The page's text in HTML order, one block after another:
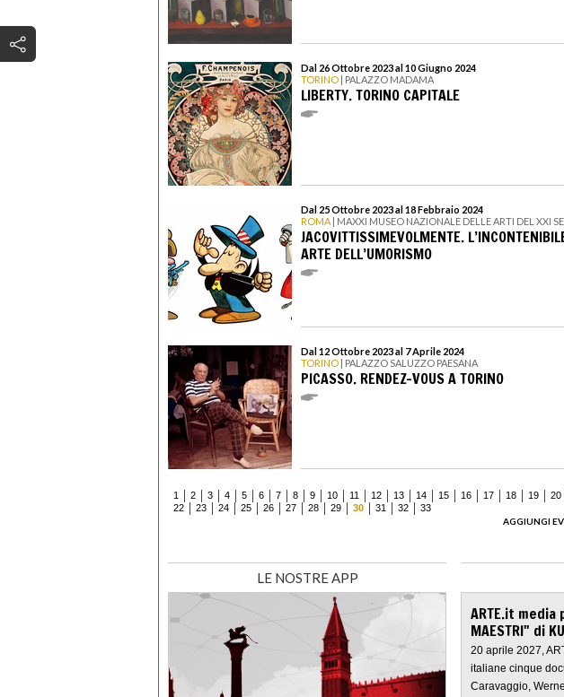
Dal 26 Ottobre 2023 al 10 Giugno 2024
TORINO | PALAZZO MADAMA
LIBERTY. TORINO CAPITALE
Dal 25 Ottobre 2023 al 18 Febbraio 2024
ROMA | MAXXI MUSEO NAZIONALE DELLE ARTI DEL XXI
JACOVITTISSIMEVOLMENTE.
ARTE DELL’UMORISMO
Dal 12 Ottobre 2023 al 7 Aprile 2024
TORINO | PALAZZO SALUZZO PAESANA
PICASSO. RENDEZ-VOUS A TORINO
1 2 3 4 5 6 7 8 9 10 11 12 13 14 15 16 17 18 19 20
22
23 24 25 26 27 28 29 30 31 32
33
AGGIUNGI
LE NOSTRE APP
ARTE.it media
MAESTRI" di
20 aprile 2027,
italiane cinque
Caravaggio,